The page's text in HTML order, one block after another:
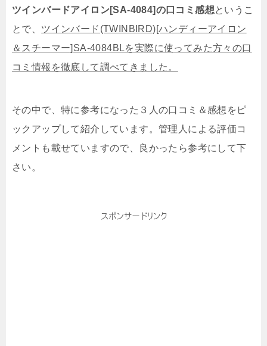
ツインバードアイロン[SA-4084]の口コミ感想というこ
とで、 ツインバード(TWINBIRD)[ハンディーアイロン
＆スチーマー]SA-4084BLを実際に使ってみた方々の口
コミ情報を徹底して調べてきました。
その中で、 特に参考になった３人の口コミ＆感想をピ
ックアップして紹介しています。 管理人による評価コ
メントも載せていますので、良かったら参考にして下
さい。